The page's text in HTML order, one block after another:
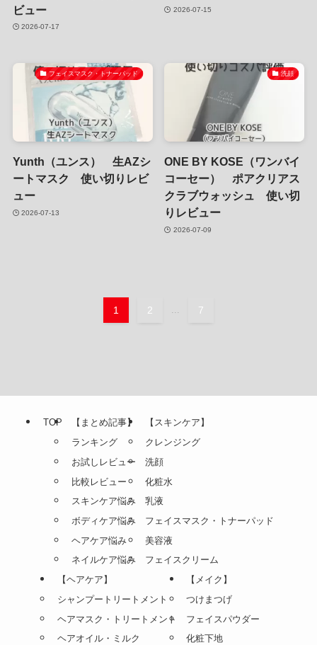
ビュー
2026-07-17
2026-07-15
フェイスマスク・トナーパッド
Yunth（ユンス） 生AZシ
ートマスク 使い切りレビ
ュー
2026-07-13
洗顔
ONE BY KOSE（ワンバイ
コーセー） ポアクリアス
クラブウォッシュ 使い切
りレビュー
2026-07-09
1 2 ... 7
TOP
【まとめ記事】
ランキング
お試しレビュー
比較レビュー
スキンケア悩み
ボディケア悩み
ヘアケア悩み
ネイルケア悩み
【スキンケア】
クレンジング
洗顔
化粧水
乳液
フェイスマスク・トナーパッド
美容液
フェイスクリーム
【ヘアケア】
シャンプートリートメント
ヘアマスク・トリートメント
ヘアオイル・ミルク
【メイク】
つけまつげ
フェイスパウダー
化粧下地